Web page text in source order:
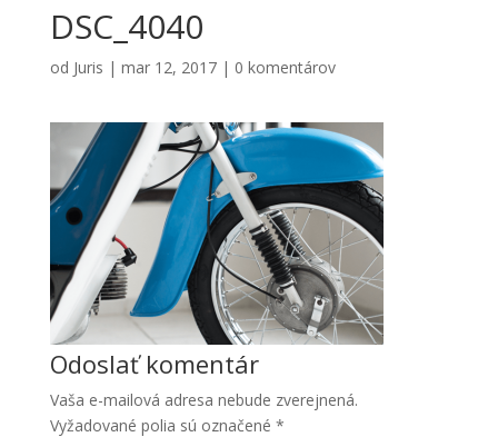
DSC_4040
od Juris | mar 12, 2017| 0 komentárov
Odoslať komentár
Vaša e-mailová adresa nebude zverejnená.
Vyžadované polia sú označené *
Nevyhnutné
Tieto súbory
cookie nie
Sú potrebné
pre